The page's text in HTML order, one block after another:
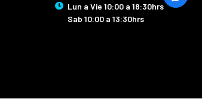
Lun a Vie 10:00 a 18:30hrs
Sab 10:00 a 13:30hrs